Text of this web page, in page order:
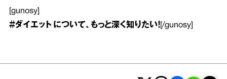
[gunosy]
＃ダイエット について、もっと深く知りたい！ [/gunosy]